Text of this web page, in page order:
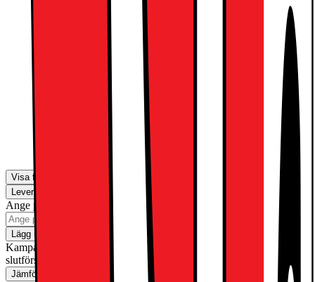
Apple Pencil Pro
1590.-
Visa fler
Leverans
Hämta i butik
Ange postnummer för leveransinformation
Lägg i kundvagn
Kampanj! Gäller t.o.m. söndag 30 augusti med reservation för
slutförsäljning
Jämför